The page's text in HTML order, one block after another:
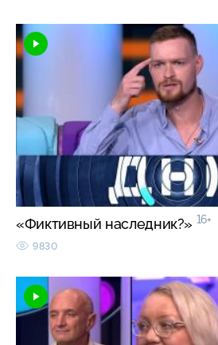
«Фиктивный наследник?» 16+
9830